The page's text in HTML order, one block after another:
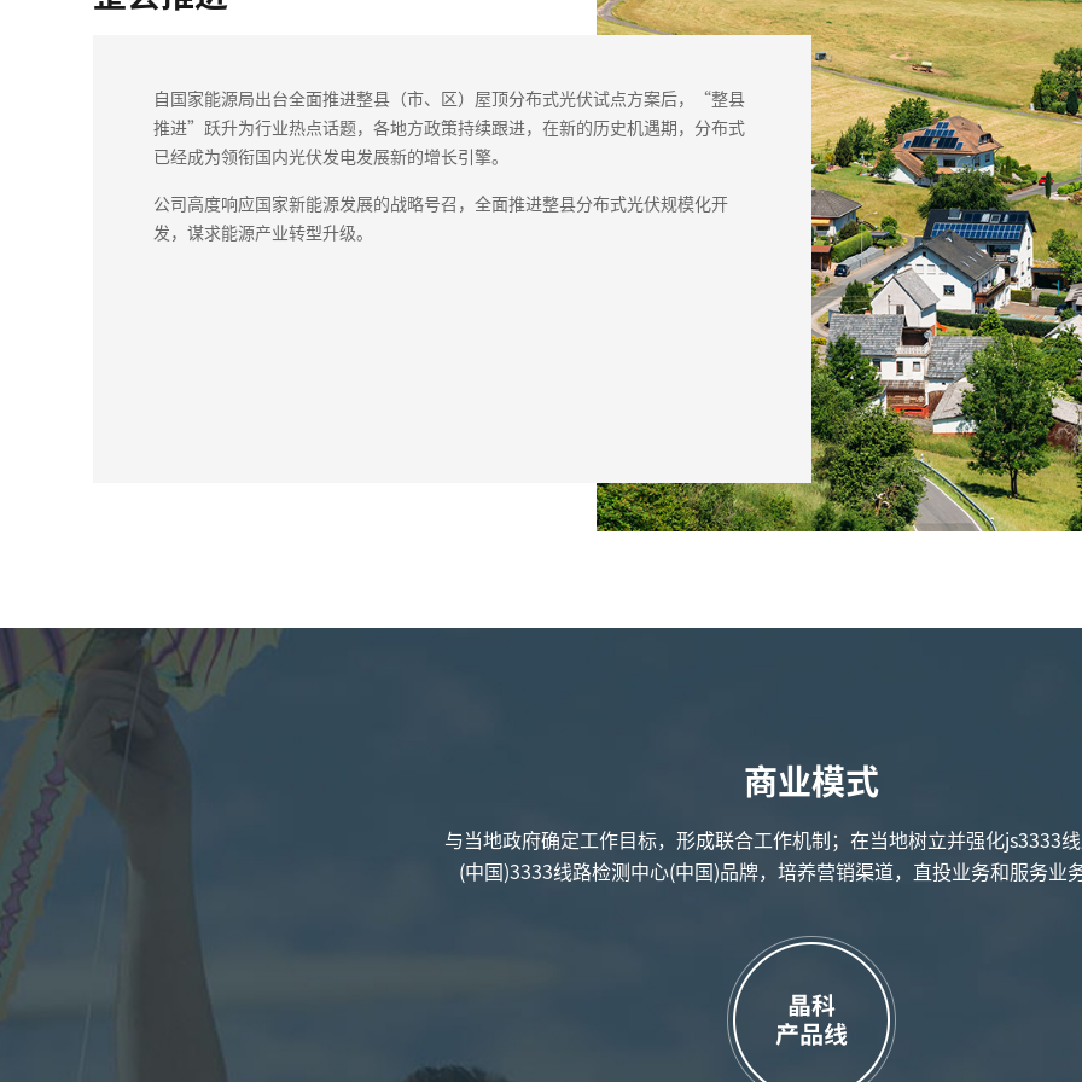
自国家能源局出台全面推进整县（市、区）屋顶分布式光伏试点方案后，“整县
推进”跃升为行业热点话题，各地方政策持续跟进，在新的历史机遇期，分布式
已经成为领衔国内光伏发电发展新的增长引擎。
公司高度响应国家新能源发展的战略号召，全面推进整县分布式光伏规模化开
发，谋求能源产业转型升级。
商业模式
与当地政府确定工作目标，形成联合工作机制；在当地树立并强化js3333
(中国)3333线路检测中心(中国)品牌，培养营销渠道，直投业务和服务业